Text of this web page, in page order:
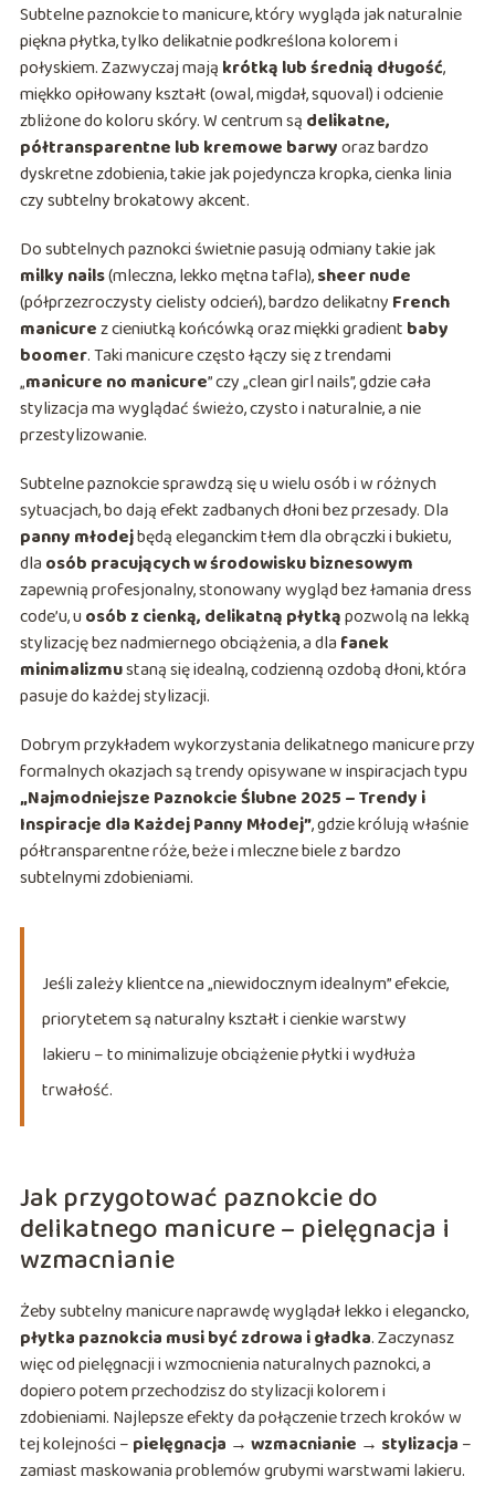
Subtelne paznokcie to manicure, który wygląda jak naturalnie
piękna płytka, tylko delikatnie podkreślona kolorem i
połyskiem. Zazwyczaj mają krótką lub średnią długość,
miękko opiłowany kształt (owal, migdał, squoval) i odcienie
zbliżone do koloru skóry. W centrum są delikatne,
półtransparentne lub kremowe barwyoraz bardzo
dyskretne zdobienia, takie jak pojedyncza kropka, cienka linia
czy subtelny brokatowy akcent.
Do subtelnych paznokci świetnie pasują odmiany takie jak
milky nails(mleczna, lekko mętna tafla),sheer nude
(półprzezroczysty cielisty odcień), bardzo delikatny French
manicurez cieniutką końcówką oraz miękki gradient baby
boomer. Taki manicure często łączy się z trendami
„manicure no manicure” czy „clean girl nails”, gdzie cała
stylizacja ma wyglądać świeżo, czysto i naturalnie, a nie
przestylizowanie.
Subtelne paznokcie sprawdzą się u wielu osób i w różnych
sytuacjach, bo dają efekt zadbanych dłoni bez przesady. Dla
panny młodejbędą eleganckim tłem dla obrączki i bukietu,
dla osób pracujących w środowisku biznesowym
zapewnią profesjonalny, stonowany wygląd bez łamania dress
code’u, uosób z cienką, delikatną płytkąpozwolą na lekką
stylizację bez nadmiernego obciążenia, a dla fanek
minimalizmustaną się idealną, codzienną ozdobą dłoni, która
pasuje do każdej stylizacji.
Dobrym przykładem wykorzystania delikatnego manicure przy
formalnych okazjach są trendy opisywane w inspiracjach typu
„Najmodniejsze Paznokcie Ślubne 2025 – Trendy i
Inspiracje dla Każdej Panny Młodej”, gdzie królują właśnie
półtransparentne róże, beże i mleczne biele z bardzo
subtelnymi zdobieniami.
Jeśli zależy klientce na „niewidocznym idealnym” efekcie,
priorytetem są naturalny kształt i cienkie warstwy
lakieru – to minimalizuje obciążenie płytki i wydłuża
trwałość.
Jak przygotować paznokcie do
delikatnego manicure – pielęgnacja i
wzmacnianie
Żeby subtelny manicure naprawdę wyglądał lekko i elegancko,
płytka paznokcia musi być zdrowa i gładka. Zaczynasz
więc od pielęgnacji i wzmocnienia naturalnych paznokci, a
dopiero potem przechodzisz do stylizacji kolorem i
zdobieniami. Najlepsze efekty da połączenie trzech kroków w
tej kolejności – pielęgnacja → wzmacnianie → stylizacja –
zamiast maskowania problemów grubymi warstwami lakieru.